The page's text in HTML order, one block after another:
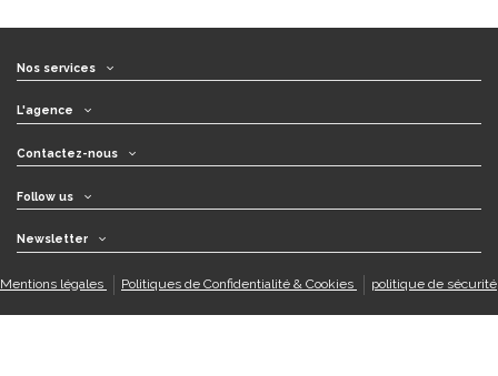
Nos services
L'agence
Contactez-nous
Follow us
Newsletter
Mentions légales Politiques de Confidentialité & Cookies politique de sécurité